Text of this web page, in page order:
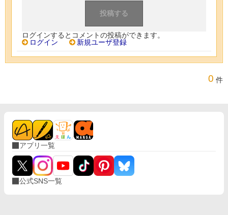
ログインするとコメントの投稿ができます。
ログイン
新規ユーザ登録
0 件
アプリ一覧
公式SNS一覧